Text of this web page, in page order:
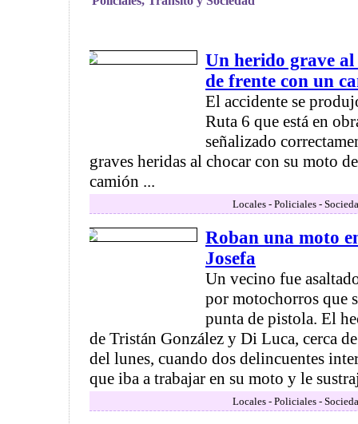
Un herido grave
de frente con un
El accidente se
Ruta 6 que está en
señalizado
graves heridas al chocar con su moto
camión ...
Locales - Policiales -
Roban una moto
Josefa
Un vecino fue
por motochorros que
punta de pistola. El
de Tristán González y Di Luca, cerca
del lunes, cuando dos delincuentes
que iba a trabajar en su moto y le
Locales - Policiales -